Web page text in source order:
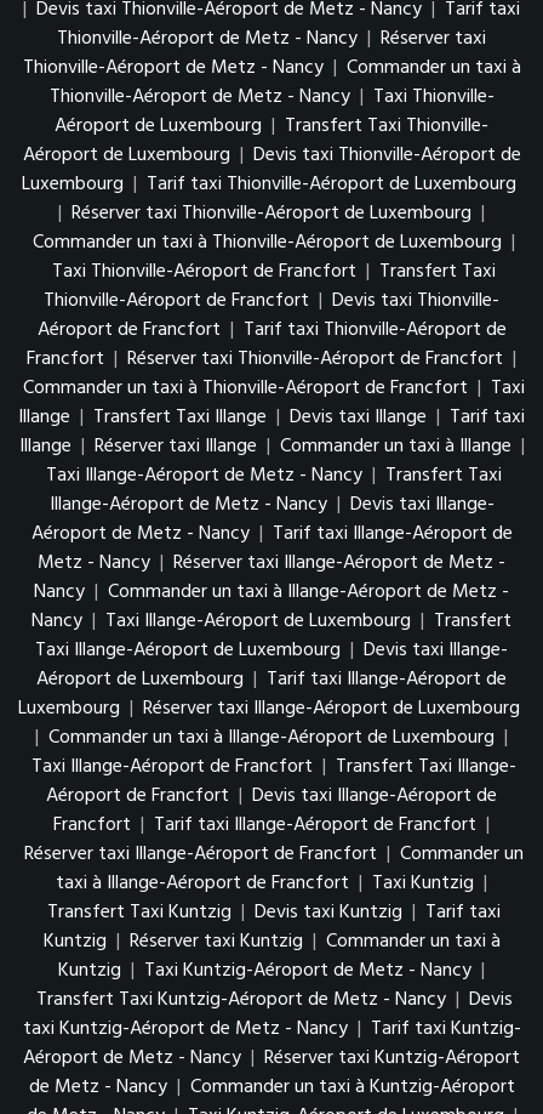
| Devis taxi Thionville-Aéroport de Metz - Nancy | Tarif taxi
Thionville-Aéroport de Metz - Nancy | Réserver taxi
Thionville-Aéroport de Metz - Nancy | Commander un taxi à
Thionville-Aéroport de Metz - Nancy | Taxi Thionville-
Aéroport de Luxembourg | Transfert Taxi Thionville-
Aéroport de Luxembourg | Devis taxi Thionville-Aéroport de
Luxembourg | Tarif taxi Thionville-Aéroport de Luxembourg
| Réserver taxi Thionville-Aéroport de Luxembourg |
Commander un taxi à Thionville-Aéroport de Luxembourg |
Taxi Thionville-Aéroport de Francfort | Transfert Taxi
Thionville-Aéroport de Francfort | Devis taxi Thionville-
Aéroport de Francfort | Tarif taxi Thionville-Aéroport de
Francfort | Réserver taxi Thionville-Aéroport de Francfort |
Commander un taxi à Thionville-Aéroport de Francfort | Taxi
Illange | Transfert Taxi Illange | Devis taxi Illange | Tarif taxi
Illange | Réserver taxi Illange | Commander un taxi à Illange |
Taxi Illange-Aéroport de Metz - Nancy | Transfert Taxi
Illange-Aéroport de Metz - Nancy | Devis taxi Illange-
Aéroport de Metz - Nancy | Tarif taxi Illange-Aéroport de
Metz - Nancy | Réserver taxi Illange-Aéroport de Metz -
Nancy | Commander un taxi à Illange-Aéroport de Metz -
Nancy | Taxi Illange-Aéroport de Luxembourg | Transfert
Taxi Illange-Aéroport de Luxembourg | Devis taxi Illange-
Aéroport de Luxembourg | Tarif taxi Illange-Aéroport de
Luxembourg | Réserver taxi Illange-Aéroport de Luxembourg
| Commander un taxi à Illange-Aéroport de Luxembourg |
Taxi Illange-Aéroport de Francfort | Transfert Taxi Illange-
Aéroport de Francfort | Devis taxi Illange-Aéroport de
Francfort | Tarif taxi Illange-Aéroport de Francfort |
Réserver taxi Illange-Aéroport de Francfort | Commander un
taxi à Illange-Aéroport de Francfort | Taxi Kuntzig |
Transfert Taxi Kuntzig | Devis taxi Kuntzig | Tarif taxi
Kuntzig | Réserver taxi Kuntzig | Commander un taxi à
Kuntzig | Taxi Kuntzig-Aéroport de Metz - Nancy |
Transfert Taxi Kuntzig-Aéroport de Metz - Nancy | Devis
taxi Kuntzig-Aéroport de Metz - Nancy | Tarif taxi Kuntzig-
Aéroport de Metz - Nancy | Réserver taxi Kuntzig-Aéroport
de Metz - Nancy | Commander un taxi à Kuntzig-Aéroport